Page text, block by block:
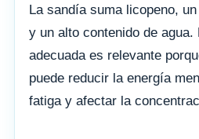
La sandía suma licopeno,
y un alto contenido de agua.
adecuada es relevante
puede reducir la energía
fatiga y afectar la